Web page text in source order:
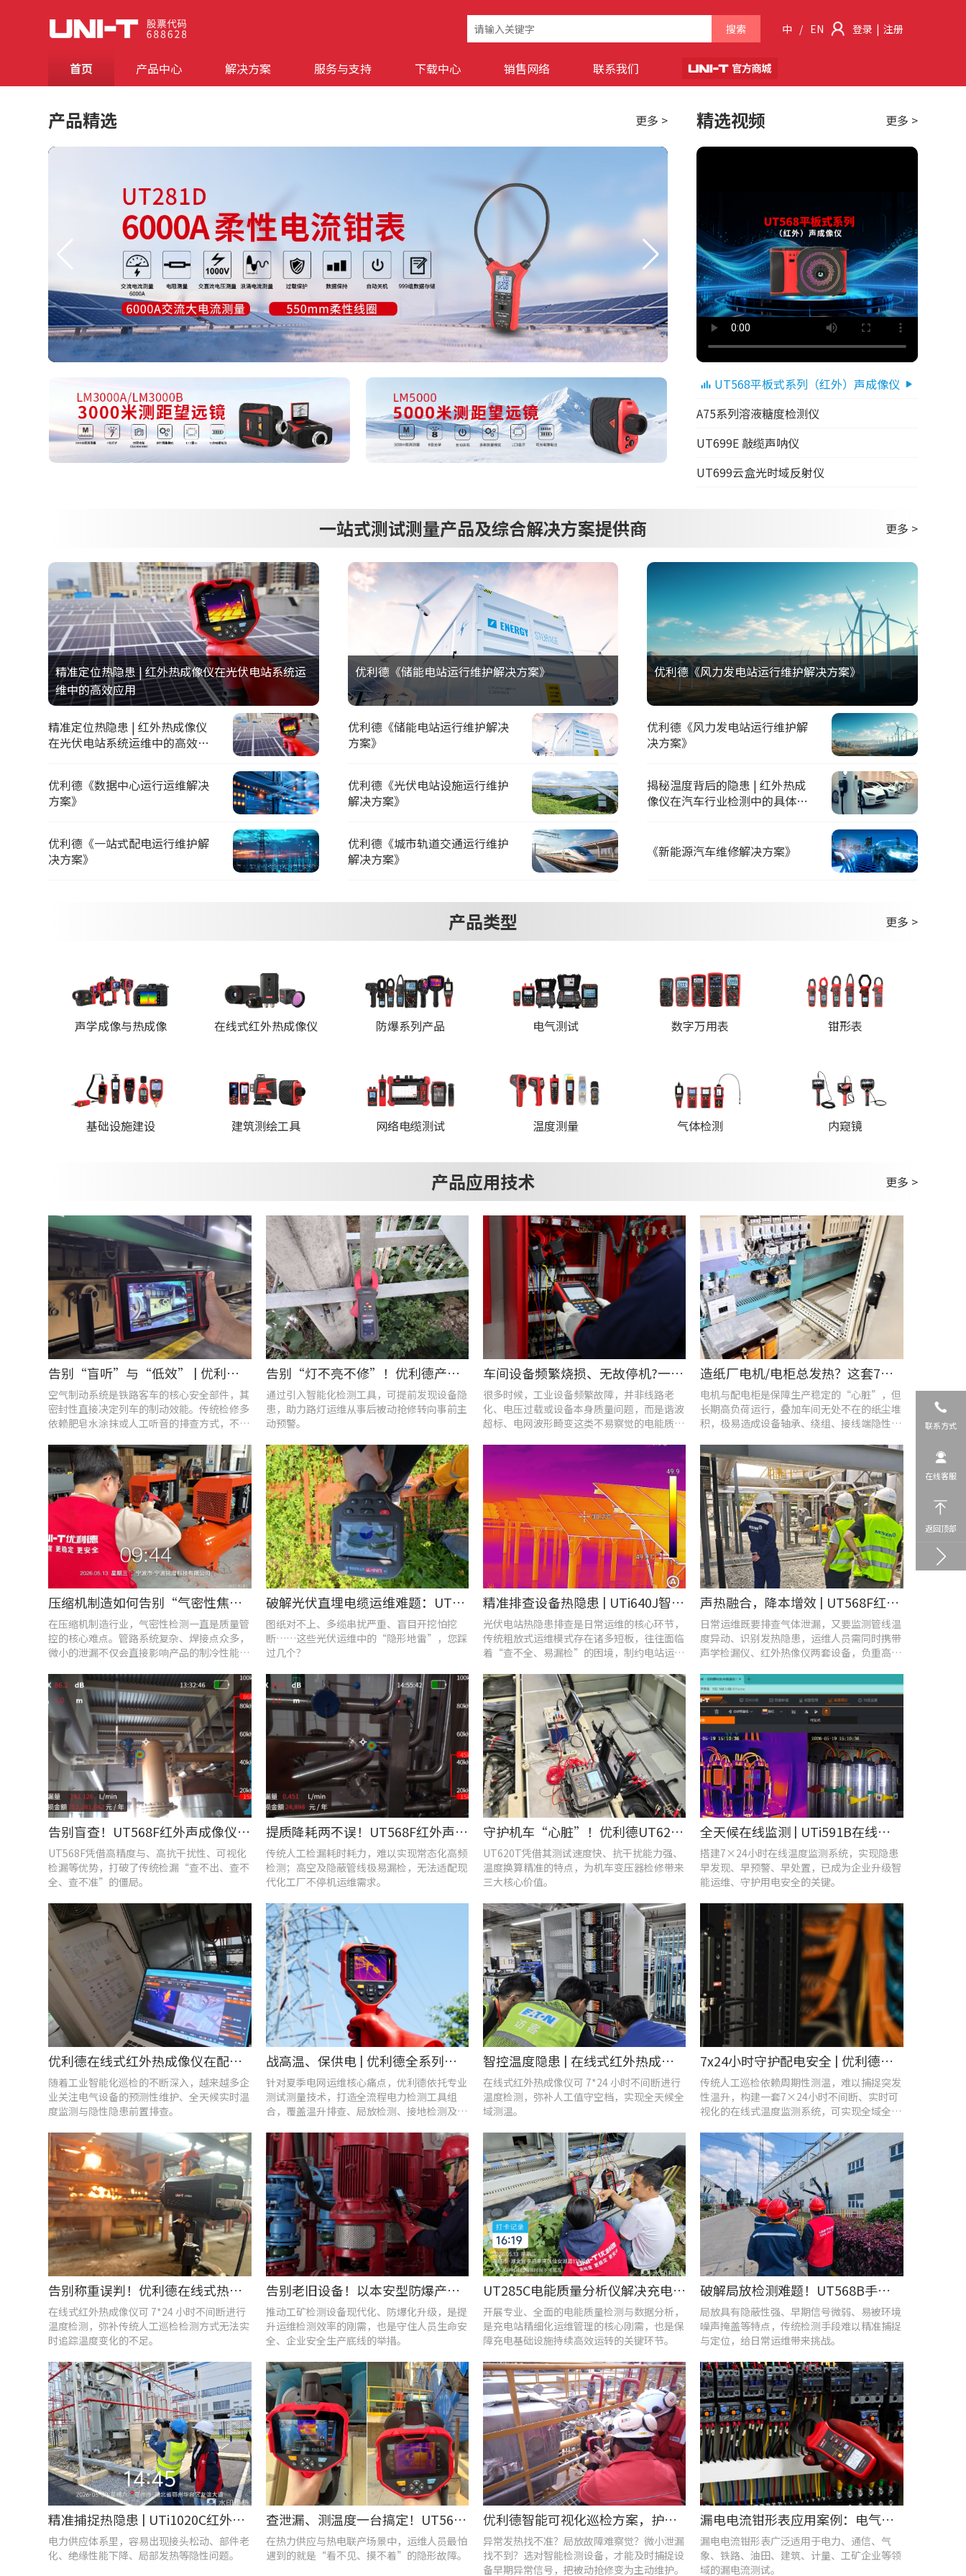
搜索 中 / EN 登录 | 注册
首页 产品中心 解决方案 服务与支持 下载中心 销售网络 联系我们
产品精选 更多 > 精选视频 更多 >
UT568平板式系列（红外）声成像仪
A75系列溶液糖度检测仪
UT699E 敲缆声呐仪
UT699云盒光时域反射仪
一站式测试测量产品及综合解决方案提供商 更多 >
精准定位热隐患 | 红外热成像仪在光伏电站系统运
维中的高效应用
精准定位热隐患 | 红外热成像仪
在光伏电站系统运维中的高效应
优利德《数据中心运行运维解决
方案》
优利德《一站式配电运行维护解
决方案》
优利德《储能电站运行维护解决方案》
优利德《储能电站运行维护解决
方案》
优利德《光伏电站设施运行维护
解决方案》
优利德《城市轨道交通运行维护
解决方案》
优利德《风力发电站运行维护解决方案》
优利德《风力发电站运行维护解
决方案》
揭秘温度背后的隐患 | 红外热成
像仪在汽车行业检测中的具体应
《新能源汽车维修解决方案》
产品类型 更多 >
声学成像与热成像 在线式红外热成像仪 防爆系列产品 电气测试 数字万用表 钳形表
基础设施建设 建筑测绘工具 网络电缆测试 温度测量 气体检测 内窥镜
产品应用技术 更多 >
告别“盲听”与“低效” | 优利德智能检测方案助力铁路运维检修提质增效
空气制动系统是铁路客车的核心安全部件，其
密封性直接决定列车的制动效能。传统检修多
依赖肥皂水涂抹或人工听音的排查方式，不仅
告别“灯不亮不修”！优利德产品组合赋能城市道路照明设施运维更高效
通过引入智能化检测工具，可提前发现设备隐
患，助力路灯运维从事后被动抢修转向事前主
动预警。
车间设备频繁烧损、无故停机?一台UT285C搞定电能质量隐患
很多时候，工业设备频繁故障，并非线路老
化、电压过载或设备本身质量问题，而是谐波
超标、电网波形畸变这类不易察觉的电能质量
造纸厂电机/电柜总发热？这套7×24h在线监测方案帮你“扼杀”热隐患！
电机与配电柜是保障生产稳定的“心脏”，但
长期高负荷运行，叠加车间无处不在的纸尘堆
积，极易造成设备轴承、绕组、接线端隐性发
压缩机制造如何告别“气密性焦虑”?UT568F红外声热成像仪实战揭秘
在压缩机制造行业，气密性检测一直是质量管
控的核心难点。管路系统复杂、焊接点众多，
微小的泄漏不仅会直接影响产品的制冷性能和
破解光伏直埋电缆运维难题：UT689B智能管线探测仪实测纪实
图纸对不上、多缆串扰严重、盲目开挖怕挖
断……这些光伏运维中的“隐形地雷”，您踩
过几个？
​精准排查设备热隐患 | UTi640J智能型红外热成像仪赋能光伏电站高效运维
光伏电站热隐患排查是日常运维的核心环节，
传统粗放式运维模式存在诸多短板，往往面临
着“查不全、易漏检”的困境，制约电站运维
声热融合，降本增效 | UT568F红外声成像仪，以智能巡检筑牢气体厂区安全屏障
日常运维既要排查气体泄漏，又要监测管线温
度异动、识别发热隐患，运维人员需同时携带
声学检漏仪、红外热像仪两套设备，负重高、
告别盲查！UT568F红外声成像仪，让汽车智造车间气体泄漏检测更智能高效
UT568F凭借高精度与、高抗干扰性、可视化
检漏等优势，打破了传统检漏“查不出、查不
全、查不准”的僵局。
提质降耗两不误！UT568F红外声成像仪破解酿酒车间检漏难题
传统人工检漏耗时耗力，难以实现常态化高频
检测；高空及隐蔽管线极易漏检，无法适配现
代化工厂不停机运维需求。
守护机车“心脏”！优利德UT620T助力HXD3C主变压器高效检修
UT620T凭借其测试速度快、抗干扰能力强、
温度换算精准的特点，为机车变压器检修带来
三大核心价值。
全天候在线监测 | UTi591B在线式红外热成像仪助力配电运维智能化转型
搭建7×24小时在线温度监测系统，实现隐患
早发现、早预警、早处置，已成为企业升级智
能运维、守护用电安全的关键。
优利德在线式红外热成像仪在配电柜运维中的实测应用(系列篇)
随着工业智能化巡检的不断深入，越来越多企
业关注电气设备的预测性维护、全天候实时温
度监测与隐性隐患前置排查。
战高温、保供电 | 优利德全系列电力运维检测工具，助力夏季电网运维更高效
针对夏季电网运维核心痛点，优利德依托专业
测试测量技术，打造全流程电力检测工具组
合，覆盖温升排查、局放检测、接地检测及电
智控温度隐患 | 在线式红外热成像仪在UPS电源柜老化监测中的应用
在线式红外热成像仪可 7*24 小时不间断进行
温度检测，弥补人工值守空档，实现全天候全
域测温。
7x24小时守护配电安全 | 优利德在线式热成像方案在配电系统中的应用实践
传统人工巡检依赖周期性测温，难以捕捉突发
性温升，构建一套7×24小时不间断、实时可
视化的在线式温度监测系统，可实现全域全时
告别称重误判！优利德在线式热成像仪重构新材料铸造注液控制逻辑
在线式红外热成像仪可 7*24 小时不间断进行
温度检测，弥补传统人工巡检检测方式无法实
时追踪温度变化的不足。
告别老旧设备！以本安型防爆产品矩阵与合规检测，守住工矿安全底线
推动工矿检测设备现代化、防爆化升级，是提
升运维检测效率的刚需，也是守住人员生命安
全、企业安全生产底线的举措。
UT285C电能质量分析仪解决充电站三相用电各类难题
开展专业、全面的电能质量检测与数据分析，
是充电站精细化运维管理的核心刚需，也是保
障充电基础设施持续高效运转的关键环节。
破解局放检测难题！UT568B手持式声学成像仪让隐患“可视化”
局放具有隐蔽性强、早期信号微弱、易被环境
噪声掩盖等特点，传统检测手段难以精准捕捉
与定位，给日常运维带来挑战。
精准捕捉热隐患 | UTi1020C红外热成像仪在发电站的实测应用
电力供应体系里，容易出现接头松动、部件老
化、绝缘性能下降、局部发热等隐性问题。
查泄漏、测温度一台搞定！UT568F红外声成像仪让设备巡检更高效
在热力供应与热电联产场景中，运维人员最怕
遇到的就是“看不见、摸不着”的隐形故障。
优利德智能可视化巡检方案，护航油气行业高效运维
异常发热找不准？局放故障难察觉？微小泄漏
找不到？选对智能检测设备，才能及时捕捉设
备早期异常信号，把被动抢修变为主动维护。
漏电电流钳形表应用案例：电气设备检测
漏电电流钳形表广泛适用于电力、通信、气
象、铁路、油田、建筑、计量、工矿企业等领
域的漏电流测试。
联系方式
在线客服
返回顶部